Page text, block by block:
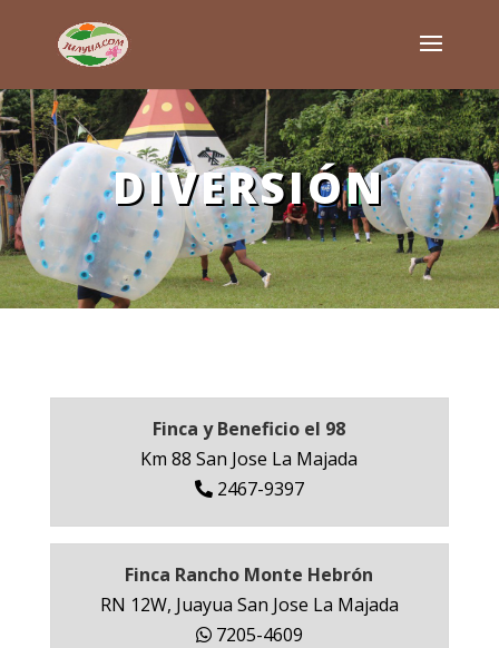
DIVERSIÓN
Finca y Beneficio el 98
Km 88 San Jose La Majada
2467-9397
Finca Rancho Monte Hebrón
RN 12W, Juayua San Jose La Majada
7205-4609